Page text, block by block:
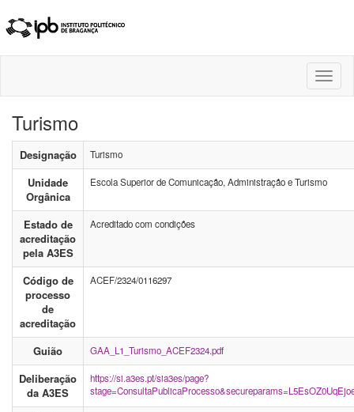
Turismo
Designação Turismo
Unidade
Orgânica
Escola Superior de Comunicação, Administração e Turismo
Estado de
acreditação
pela A3ES
Acreditado com condições
Código de
processo
de
acreditação
ACEF/2324/0116297
Guião GAA_L1_Turismo_ACEF2324.pdf
Deliberação
da A3ES
https://si.a3es.pt/sia3es/page?